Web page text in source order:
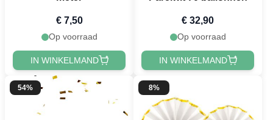
€ 7,50
Op voorraad
IN WINKELMAND
€ 32,90
Op voorraad
IN WINKELMAND
54% 8%